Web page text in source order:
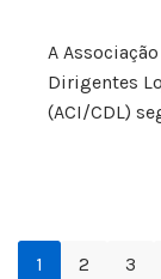
A
Dirigentes
(ACI/CDL)
1 2 3